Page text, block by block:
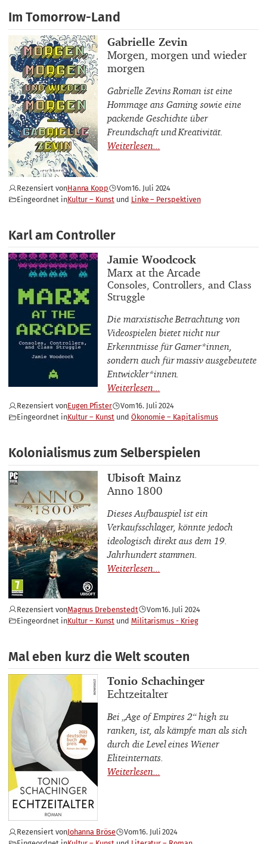
Im Tomorrow-Land
Buchautor_innen
Gabrielle Zevin
Buchtitel
Morgen, morgen und wieder
morgen
Gabrielle Zevins Roman ist eine
Hommage ans Gaming sowie eine
packende Geschichte über
Freundschaft und Kreativität.
Rezensiert vonHanna Kopp Vom16. Juli 2024
Eingeordnet inKultur – Kunst Linke – Perspektiven
Karl am Controller
Buchautor_innen
Jamie Woodcock
Buchtitel
Marx at the Arcade
Buchuntertitel
Consoles, Controllers, and Class
Struggle
Die marxistische Betrachtung von
Videospielen bietet nicht nur
Erkenntnisse für Gamer*innen,
sondern auch für massiv ausgebeutete
Entwickler*innen.
Rezensiert vonEugen Pfister Vom16. Juli 2024
Eingeordnet inKultur – Kunst Ökonomie – Kapitalismus
Kolonialismus zum Selberspielen
Buchautor_innen
Ubisoft Mainz
Buchtitel
Anno 1800
Dieses Aufbauspiel ist ein
Verkaufsschlager, könnte jedoch
ideologisch direkt aus dem 19.
Jahrhundert stammen.
Rezensiert vonMagnus Drebenstedt Vom16. Juli 2024
Eingeordnet inKultur – Kunst Militarismus - Krieg
Mal eben kurz die Welt scouten
Buchautor_innen
Tonio Schachinger
Buchtitel
Echtzeitalter
Bei „Age of Empires 2“ high zu
ranken, ist, als kämpfe man als sich
durch die Level eines Wiener
Eliteinternats.
Rezensiert vonJohanna Bröse Vom16. Juli 2024